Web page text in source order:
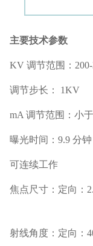
主要技术参数
KV 调节范围：
调节步长： 1KV
mA 调节范围：小于
曝光时间： 9.9 分钟
可连续工作
焦点尺寸：定向：
射线角度：定向：